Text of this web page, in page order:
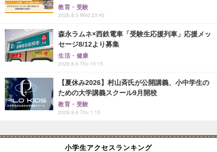
教育・受験
2026.8.5 Wed 23:45
森永ラムネ×西鉄電車「受験生応援列車」応援メッ
セージ8/12より募集
生活・健康
2026.8.6 Thu 15:15
【夏休み2026】村山斉氏が公開講義、小中学生の
ための大学講義スクール9月開校
教育・受験
2026.8.6 Thu 1:15
小学生アクセスランキング